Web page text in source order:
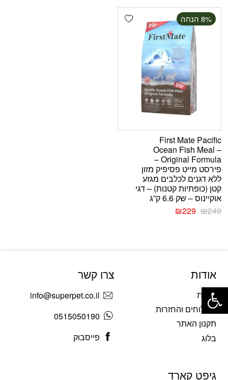
Add wishlist ‫8% הנחה
First Mate Pacific
Ocean Fish Meal –
Original Formula –
פירסט מייט פסיפיק מזון
ללא דגנים לכלבים מגזע
קטן (כופתיות קטנות) – דגי
אוקיינוס – שק 6.6 ק”ג
₪249
₪229
אודות
אודות
משלוחים והחזרות
תקנון האתר
בלוג
צרו קשר
info@superpet.co.il
0515050190
פייסבוק
גיפט קארד
פתח סרגל נגישות